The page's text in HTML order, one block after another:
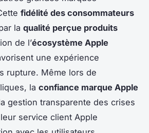
fidélité des consommateurs
la qualité perçue produits
de l’écosystème Apple
une expérience
rupture. Même lors de
la confiance marque Apple
gestion transparente des crises
service client Apple